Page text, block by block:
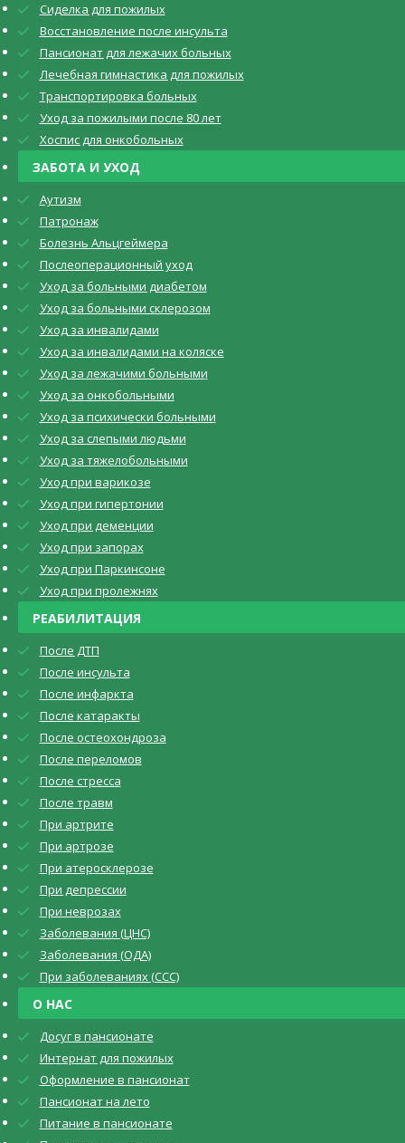
Сиделка для пожилых
Восстановление после инсульта
Пансионат для лежачих больных
Лечебная гимнастика для пожилых
Транспортировка больных
Уход за пожилыми после 80 лет
Хоспис для онкобольных
ЗАБОТА И УХОД
Аутизм
Патронаж
Болезнь Альцгеймера
Послеоперационный уход
Уход за больными диабетом
Уход за больными склерозом
Уход за инвалидами
Уход за инвалидами на коляске
Уход за лежачими больными
Уход за онкобольными
Уход за психически больными
Уход за слепыми людьми
Уход за тяжелобольными
Уход при варикозе
Уход при гипертонии
Уход при деменции
Уход при запорах
Уход при Паркинсоне
Уход при пролежнях
РЕАБИЛИТАЦИЯ
После ДТП
После инсульта
После инфаркта
После катаракты
После остеохондроза
После переломов
После стресса
После травм
При артрите
При артрозе
При атеросклерозе
При депрессии
При неврозах
Заболевания (ЦНС)
Заболевания (ОДА)
При заболеваниях (CCC)
О НАС
Досуг в пансионате
Интернат для пожилых
Оформление в пансионат
Пансионат на лето
Питание в пансионате